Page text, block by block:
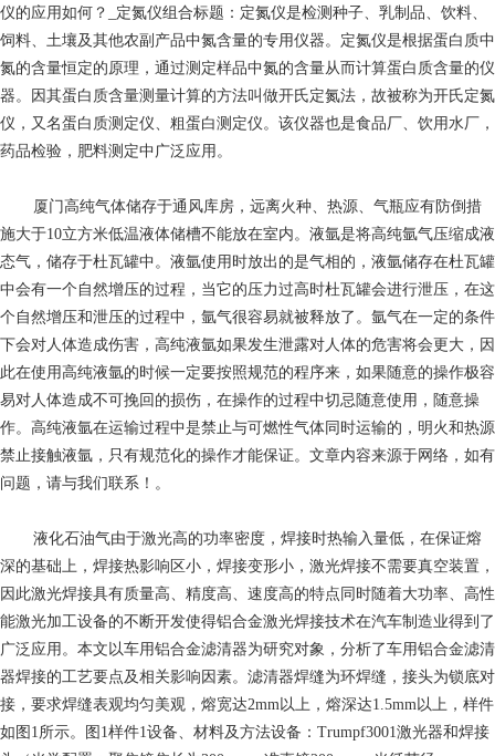
仪的应用如何？_定氮仪组合标题：定氮仪是检测种子、乳制品、饮料、
饲料、土壤及其他农副产品中氮含量的专用仪器。定氮仪是根据蛋白质中
氮的含量恒定的原理，通过测定样品中氮的含量从而计算蛋白质含量的仪
器。因其蛋白质含量测量计算的方法叫做开氏定氮法，故被称为开氏定氮
仪，又名蛋白质测定仪、粗蛋白测定仪。该仪器也是食品厂、饮用水厂，
药品检验，肥料测定中广泛应用。
厦门高纯气体储存于通风库房，远离火种、热源、气瓶应有防倒措
施大于10立方米低温液体储槽不能放在室内。液氩是将高纯氩气压缩成液
态气，储存于杜瓦罐中。液氩使用时放出的是气相的，液氩储存在杜瓦罐
中会有一个自然增压的过程，当它的压力过高时杜瓦罐会进行泄压，在这
个自然增压和泄压的过程中，氩气很容易就被释放了。氩气在一定的条件
下会对人体造成伤害，高纯液氩如果发生泄露对人体的危害将会更大，因
此在使用高纯液氩的时候一定要按照规范的程序来，如果随意的操作极容
易对人体造成不可挽回的损伤，在操作的过程中切忌随意使用，随意操
作。高纯液氩在运输过程中是禁止与可燃性气体同时运输的，明火和热源
禁止接触液氩，只有规范化的操作才能保证。文章内容来源于网络，如有
问题，请与我们联系！。
液化石油气由于激光高的功率密度，焊接时热输入量低，在保证熔
深的基础上，焊接热影响区小，焊接变形小，激光焊接不需要真空装置，
因此激光焊接具有质量高、精度高、速度高的特点同时随着大功率、高性
能激光加工设备的不断开发使得铝合金激光焊接技术在汽车制造业得到了
广泛应用。本文以车用铝合金滤清器为研究对象，分析了车用铝合金滤清
器焊接的工艺要点及相关影响因素。滤清器焊缝为环焊缝，接头为锁底对
接，要求焊缝表观均匀美观，熔宽达2mm以上，熔深达1.5mm以上，样件
如图1所示。图1样件1设备、材料及方法设备：Trumpf3001激光器和焊接